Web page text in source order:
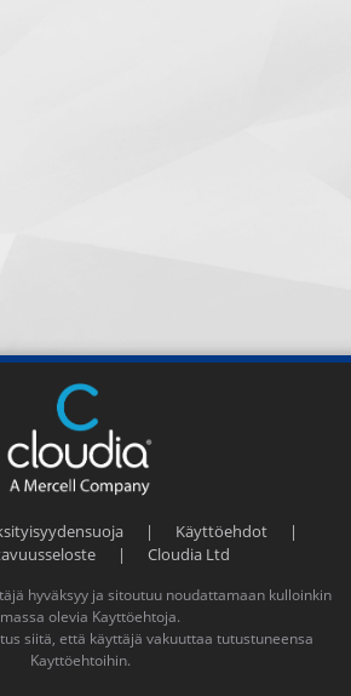
| Käyttöehdot
|
| Cloudia Ltd
hyväksyy ja sitoutuu noudattamaan kulloinkin
olevia Kayttöehtoja.
siitä, että käyttäjä vakuuttaa tutustuneensa
Kayttöehtoihin.